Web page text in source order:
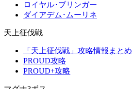
ロイヤル･ブリンガー
ダイアデム･ムーリネ
天上征伐戦
「天上征伐戦」攻略情報まとめ
PROUD攻略
PROUD+攻略